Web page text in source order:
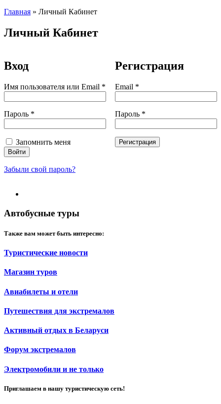
Главная » Личный Кабинет
Личный Кабинет
Вход
Имя пользователя или Email * Обязательно
Пароль *
Запомнить меня
Войти
Забыли свой пароль?
Регистрация
Email *Обязательно
Пароль *Обязательно
Регистрация
Автобусные туры
Также вам может быть интересно:
Туристические новости
Магазин туров
Авиабилеты и отели
Путешествия для экстремалов
Активный отдых в Беларуси
Форум экстремалов
Электромобили и не только
Приглашаем в нашу туристическую сеть!